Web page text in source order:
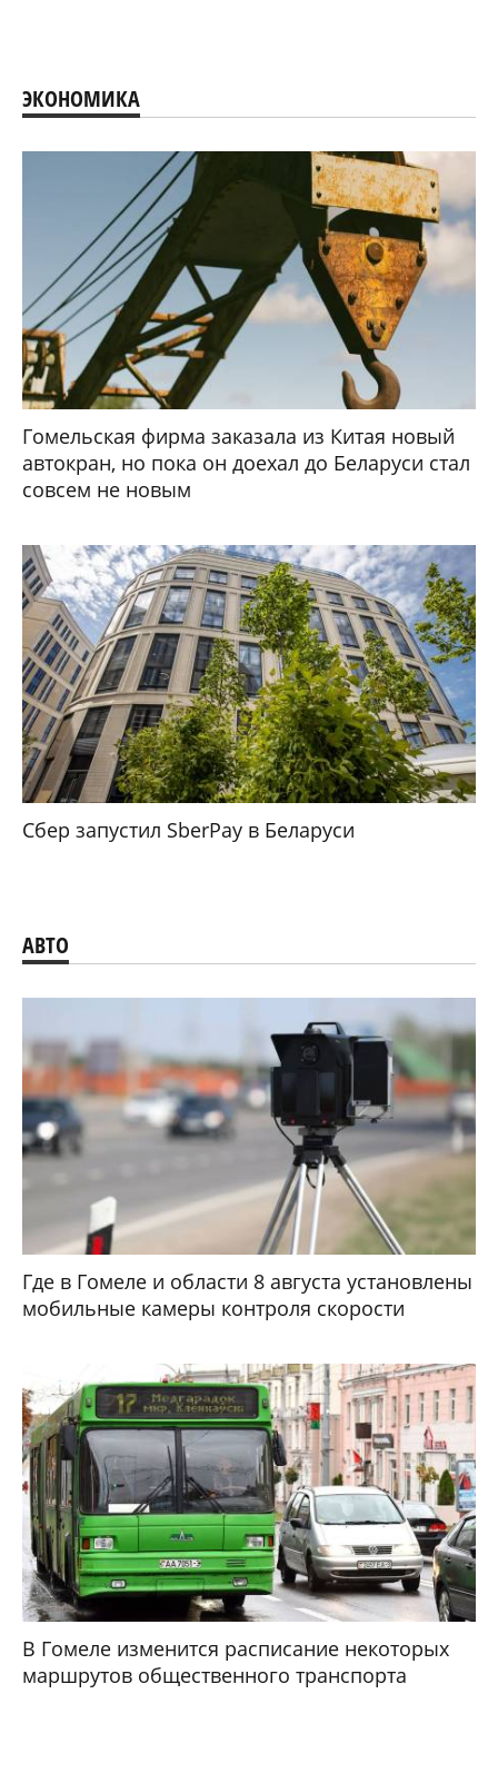
ЭКОНОМИКА
Гомельская фирма заказала из Китая новый
автокран, но пока он доехал до Беларуси стал
совсем не новым
Сбер запустил SberPay в Беларуси
АВТО
Где в Гомеле и области 8 августа установлены
мобильные камеры контроля скорости
В Гомеле изменится расписание некоторых
маршрутов общественного транспорта